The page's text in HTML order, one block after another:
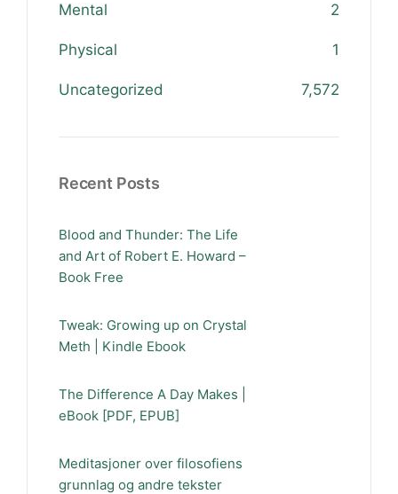
Mental 2
Physical 1
Uncategorized 7,572
Recent Posts
Blood and Thunder: The Life
and Art of Robert E. Howard –
Book Free
Tweak: Growing up on Crystal
Meth | Kindle Ebook
The Difference A Day Makes |
eBook [PDF, EPUB]
Meditasjoner over filosofiens
grunnlag og andre tekster